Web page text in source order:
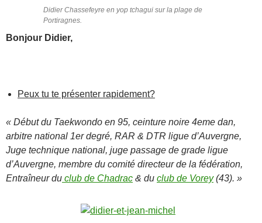
Didier Chassefeyre en yop tchagui sur la plage de
Portiragnes.
Bonjour Didier,
Peux tu te présenter rapidement?
« Début du Taekwondo en 95, ceinture noire 4eme dan,
arbitre national 1er degré, RAR & DTR ligue d’Auvergne,
Juge technique national, juge passage de grade ligue
d’Auvergne, membre du comité directeur de la fédération,
Entraîneur du club de Chadrac & du club de Vorey(43). »